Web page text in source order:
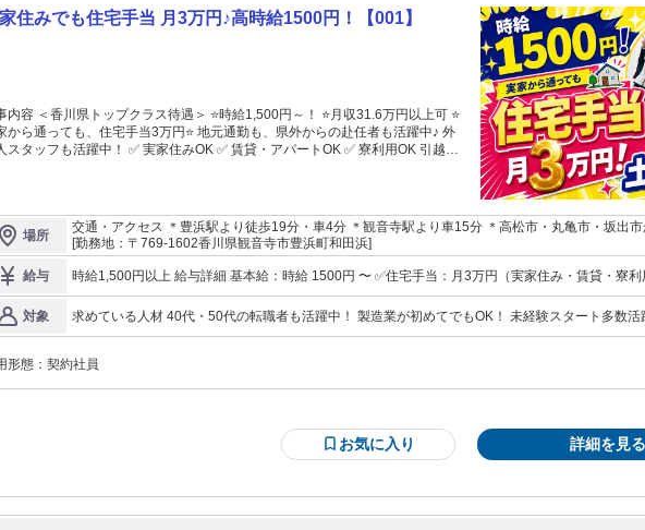
住みでも住宅手当 月3万円♪高時給1500円！【001】
＜香川県トップクラス待遇＞ ⭐時給1,500円～！ ⭐月収31.6万円以上可 ⭐
通っても、住宅手当3万円⭐ 地元通勤も、県外からの赴任者も活躍中♪ 外
スタッフも活躍中！ ✅ 実家住みOK ✅ 賃貸・アパートOK ✅ 寮利用OK 引越費
の3つが中心！ ✨「運ぶ」「貼る」「セット」のシンプル軽作業 1～2
度で慣れる方がほとんど！ ✨ライン作業なし ベルトコンベアのスピードに
く作業ではありません。 ✨当社スタッフ中心の現場なので、 分からない
きやすい環境です ✨勤務時間の相談OK ＝＝＝＝＝＝＝＝＝＝＝＝ 【身体
負担少なめ】 扱うのは、不織布などの軽い素材。 ✅重量物ほぼなし ✅複雑な
なし ✅覚えること少なめ ✅未経験スタート多数 「工場が初めて」 「久しぶり
事復帰」 そんな方も多数活躍しています。 ＝＝＝＝＝＝＝＝＝＝＝＝ ✨履歴
要✨ まずは職場見学だけでもOK！ 転職検討中の方も大歓迎！ 「仕事の雰囲気
から決めたい」 「自分にできるか不安…」 実際に職場を見て、納得してか
場所
交通・アクセス ＊豊浜駅より徒歩19分・車4分 ＊観音寺駅より車15分 ＊高松市・丸亀市・坂出
活躍中！
[勤務地：〒769-1602香川県観音寺市豊浜町和田浜]
給与
時給1,500円以上 給与詳細 基本給：時給 1500円 〜 ✅住宅手当：月3万円（実家住み・賃貸・寮利用者もみんな対
通勤の場合 ■片道10km【交通費:月額8000円】 ※1日400円×20日出勤 ■片道20㎞【交通費:月額1万5000円】 ※1
日750円×20日出勤
対象
求めている人材 40代・50代の転職者も活躍中！ 製造業が初めてでもOK！ 未経験スタート多数活躍中♪ ＊
ツコツ作業が得意 ✅工場経験を活かしたい ✅稼げる仕事がしたい
形態： 契約社員
お気に入り 詳細を見る